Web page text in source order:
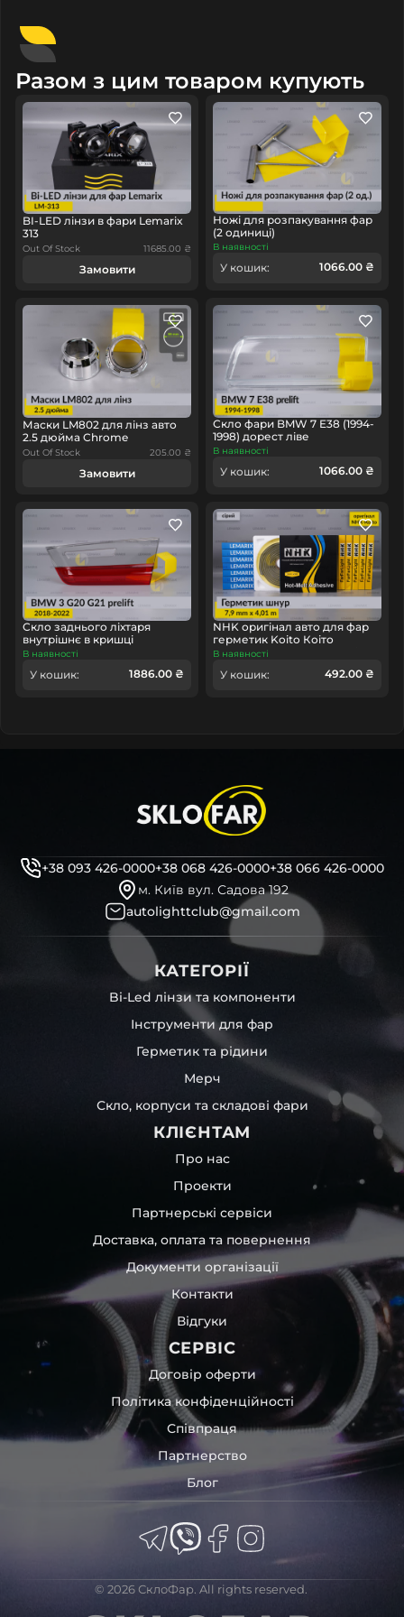
Комплектація товару виробника та зовнішній вигляд
товару можуть відрізнятися від фотографій,
представлених на сайті.
У нашому інтернет магазині Ви знайдете великий
асортимент товарів для ремонту та обслуговування
автомобільних фар. Ми пропонуємо
перехідні рамки
бі-лед лінзи, а також
спеціалізовані інструменти для
роботи з оптикою.
Наш магазин забезпечить вас усім необхідним для
підтримки ідеального стану освітлення вашого авто.
Разом з цим товаром купують
BI-LED лінзи в фари Lemarix
313
Out Of Stock 11685.00 ₴
Замовити
Ножі для розпакування фар
(2 одиниці)
В наявності
У кошик: 1066.00 ₴
Маски LM802 для лінз авто
2.5 дюйма Chrome
Out Of Stock 205.00 ₴
Замовити
Скло фари BMW 7 E38 (1994-
1998) дорест ліве
В наявності
У кошик: 1066.00 ₴
Скло заднього ліхтаря
внутрішнє в кришці
багажника BMW 3 G20 G21
В наявності
У кошик: 1886.00 ₴
NHK оригінал авто для фар
герметик Koito Коіто
бутиловий шнур термо сірий
В наявності
У кошик: 492.00 ₴
+38 093 426-0000+38 068 426-0000+38 066 426-0000
м. Київ вул. Садова 192
autolighttclub@gmail.com
КАТЕГОРІЇ
Bi-Led лінзи та компоненти
Інструменти для фар
Герметик та рідини
Мерч
Скло, корпуси та складові фари
КЛІЄНТАМ
Про нас
Проекти
Партнерські сервіси
Доставка, оплата та повернення
Документи організації
Контакти
Відгуки
СЕРВІС
Договір оферти
Політика конфіденційності
Співпраця
Партнерство
Блог
© 2026 СклоФар. All rights reserved.